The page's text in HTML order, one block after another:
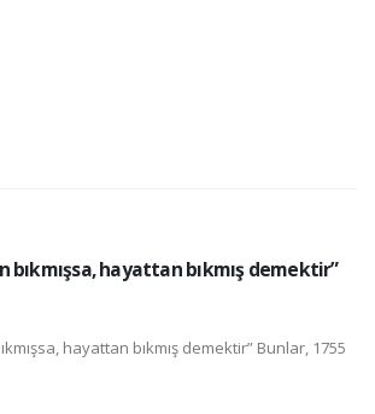
bıkmışsa, hayattan bıkmış demektir”
hayattan bıkmış demektir” Bunlar, 1755